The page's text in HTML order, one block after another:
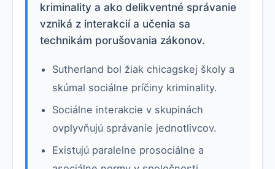
kriminality a ako delikventné správanie
vzniká z interakcií a učenia sa
technikám porušovania zákonov.
Sutherland bol žiak chicagskej školy a
skúmal sociálne príčiny kriminality.
Sociálne interakcie v skupinách
ovplyvňujú správanie jednotlivcov.
Existujú paralelne prosociálne a